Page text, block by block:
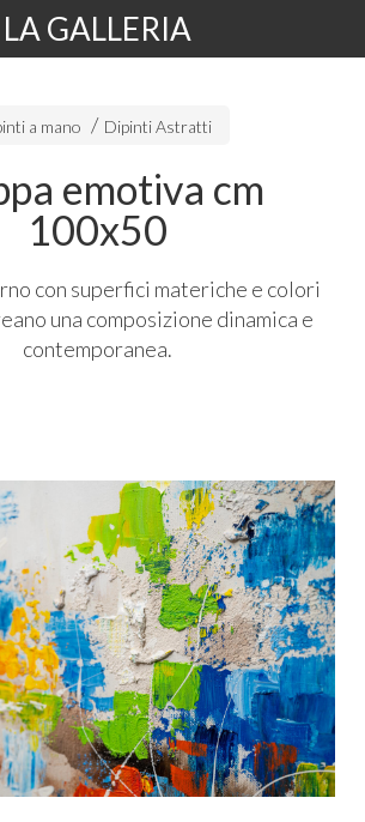
LA GALLERIA
a mano Dipinti Astratti
emotiva cm
100x50
con superfici materiche e colori
una composizione dinamica e
contemporanea.